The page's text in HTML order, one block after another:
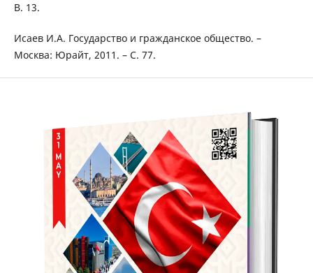
B. 13.
Исаев И.А. Государство и гражданское общество. –
Москва: Юрайт, 2011. – С. 77.